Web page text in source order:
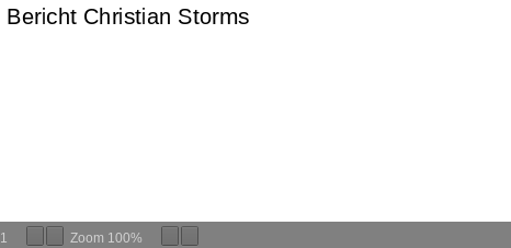
Bericht Christian Storms
1 Zoom 100%